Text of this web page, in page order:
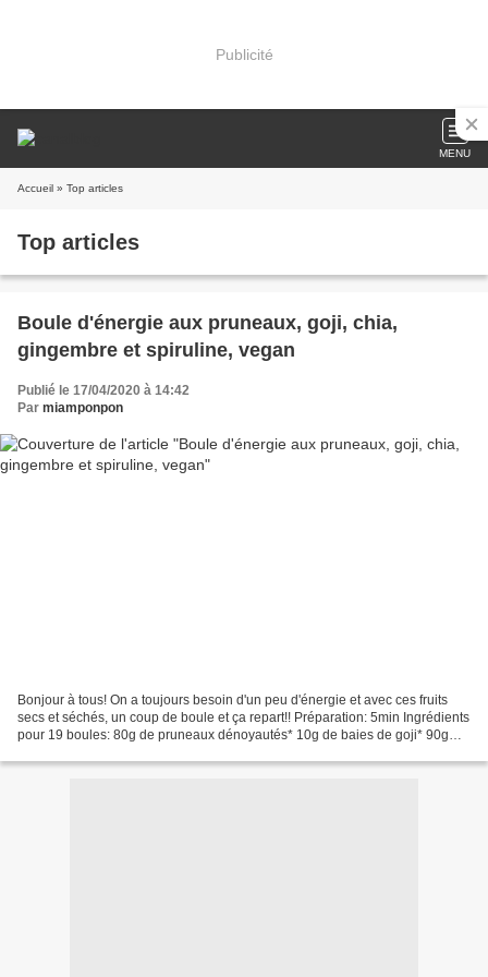
Publicité
MENU
Accueil » Top articles
Top articles
Boule d'énergie aux pruneaux, goji, chia,
gingembre et spiruline, vegan
Publié le 17/04/2020 à 14:42
Par miamponpon
Bonjour à tous! On a toujours besoin d'un peu d'énergie et avec ces fruits
secs et séchés, un coup de boule et ça repart!! Préparation: 5min Ingrédients
pour 19 boules: 80g de pruneaux dénoyautés* 10g de baies de goji* 90g